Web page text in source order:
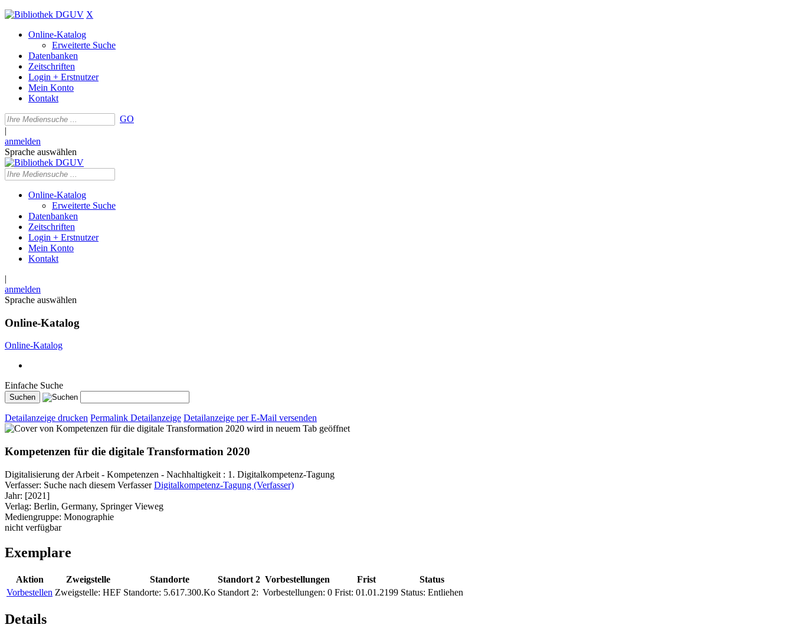
X
Online-Katalog
Erweiterte Suche
Datenbanken
Zeitschriften
Login + Erstnutzer
Mein Konto
Kontakt
GO
|
anmelden
Sprache auswählen
Online-Katalog
Erweiterte Suche
Datenbanken
Zeitschriften
Login + Erstnutzer
Mein Konto
Kontakt
|
anmelden
Sprache auswählen
Online-Katalog
Online-Katalog
Einfache Suche
Detailanzeige drucken Permalink Detailanzeige Detailanzeige per E-Mail versenden
wird in neuem Tab geöffnet
Kompetenzen für die digitale Transformation 2020
Digitalisierung der Arbeit - Kompetenzen - Nachhaltigkeit : 1. Digitalkompetenz-Tagung
Verfasser: Suche nach diesem Verfasser Digitalkompetenz-Tagung (Verfasser)
Jahr: [2021]
Verlag: Berlin, Germany, Springer Vieweg
Mediengruppe: Monographie
nicht verfügbar
Exemplare
Aktion Zweigstelle Standorte Standort 2 Vorbestellungen Frist
Status
Vorbestellen Zweigstelle: HEF Standorte: 5.617.300.Ko Standort 2: Vorbestellungen: 0 Frist: 01.01.2199 Status: Entliehen
Details